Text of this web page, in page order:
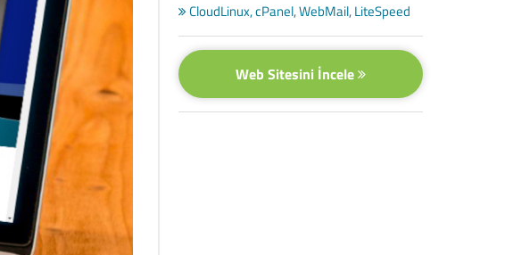
CloudLinux, cPanel, WebMail, LiteSpeed
Web Sitesini İncele